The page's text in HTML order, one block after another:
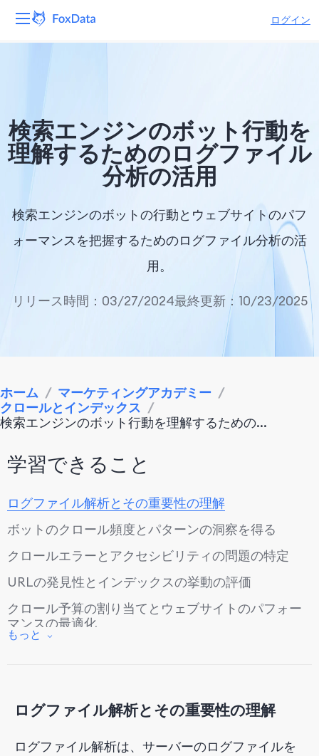
ログイン
ソリューション
リソース
価格
会社
検索エンジンのボット行動を
理解するためのログファイル
分析の活用
検索エンジンのボットの行動とウェブサイトのパフ
ォーマンスを把握するためのログファイル分析の活
用。
リリース時間：03/27/2024最終更新：10/23/2025
ホーム / マーケティングアカデミー /
クロールとインデックス /
検索エンジンのボット行動を理解するための...
学習できること
ログファイル解析とその重要性の理解
ボットのクロール頻度とパターンの洞察を得る
クロールエラーとアクセシビリティの問題の特定
URLの発見性とインデックスの挙動の評価
クロール予算の割り当てとウェブサイトのパフォー
マンスの最適化
もっと
ログファイル解析とその重要性の理解
ログファイル解析は、サーバーのログファイルを